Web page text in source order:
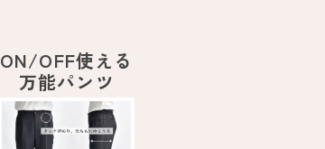
ON/OFF使える
万能パンツ